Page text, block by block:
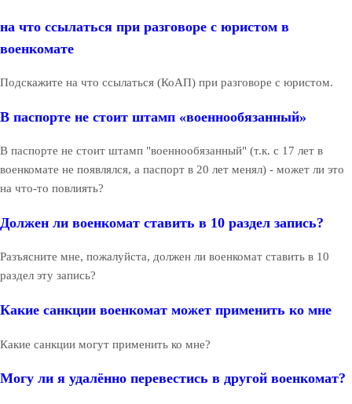
на что ссылаться при разговоре с юристом в
военкомате
Подскажите на что ссылаться (КоАП) при разговоре с юристом.
В паспорте не стоит штамп «военнообязанный»
В паспорте не стоит штамп "военнообязанный" (т.к. с 17 лет в
военкомате не появлялся, а паспорт в 20 лет менял) - может ли это
на что-то повлиять?
Должен ли военкомат ставить в 10 раздел запись?
Разъясните мне, пожалуйста, должен ли военкомат ставить в 10
раздел эту запись?
Какие санкции военкомат может применить ко мне
Какие санкции могут применить ко мне?
Могу ли я удалённо перевестись в другой военкомат?